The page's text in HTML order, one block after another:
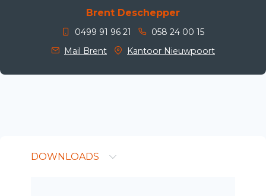
Brent Deschepper
0499 91 96 21
058 24 00 15
Mail Brent
Kantoor Nieuwpoort
DOWNLOADS